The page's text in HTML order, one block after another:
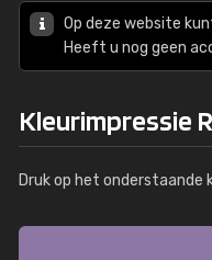
Op deze website
Heeft u nog geen
Kleurimpressie
Druk op het onderstaande